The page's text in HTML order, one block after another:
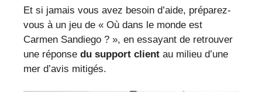
Et si jamais vous avez besoin d’aide, préparez-
vous à un jeu de « Où dans le monde est
Carmen Sandiego ? », en essayant de retrouver
une réponse du support client au milieu d’une
mer d’avis mitigés.